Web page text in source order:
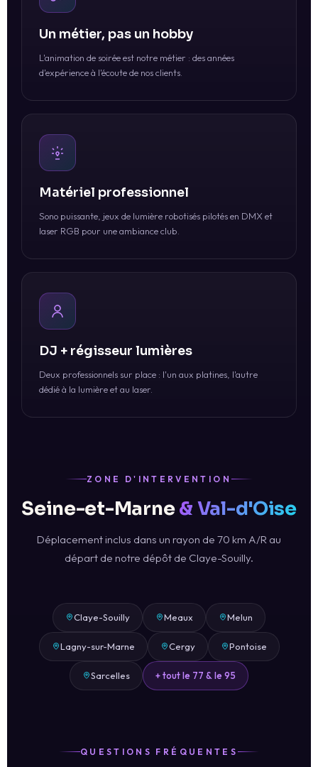
Un métier, pas un hobby
L'animation de soirée est notre métier : des années
d'expérience à l'écoute de nos clients.
Matériel professionnel
Sono puissante, jeux de lumière robotisés pilotés en DMX et
laser RGB pour une ambiance club.
DJ + régisseur lumières
Deux professionnels sur place : l'un aux platines, l'autre
dédié à la lumière et au laser.
ZONE D'INTERVENTION
Seine-et-Marne& Val-d'Oise
Déplacement inclus dans un rayon de 70 km A/R au
départ de notre dépôt de Claye-Souilly.
Claye-Souilly Meaux Melun
Lagny-sur-Marne Cergy Pontoise
Sarcelles + tout le 77 & le 95
QUESTIONS FRÉQUENTES